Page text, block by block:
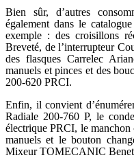
Bien sûr, d’autres
également dans le
exemple : des croisillons
Breveté, de l’interrupteur
des flasques Carrelec
manuels et pinces et des
200-620 PRCI.
Enfin, il convient
Radiale 200-760 P, le
électrique PRCI, le
manuels et le bouton
Mixeur TOMECANIC